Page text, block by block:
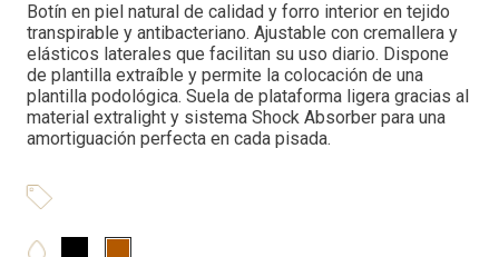
Botín en piel natural de calidad y forro interior en tejido
transpirable y antibacteriano. Ajustable con cremallera y
elásticos laterales que facilitan su uso diario. Dispone
de plantilla extraíble y permite la colocación de una
plantilla podológica. Suela de plataforma ligera gracias al
material extralight y sistema Shock Absorber para una
amortiguación perfecta en cada pisada.